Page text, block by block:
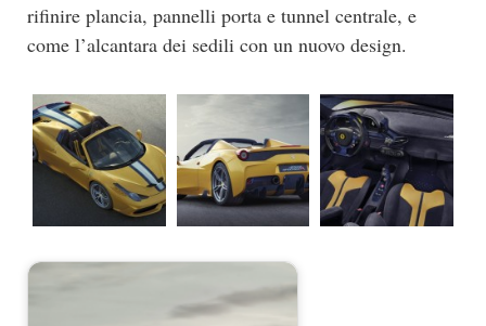
rifinire plancia, pannelli porta e tunnel centrale, e
come l’alcantara dei sedili con un nuovo design.